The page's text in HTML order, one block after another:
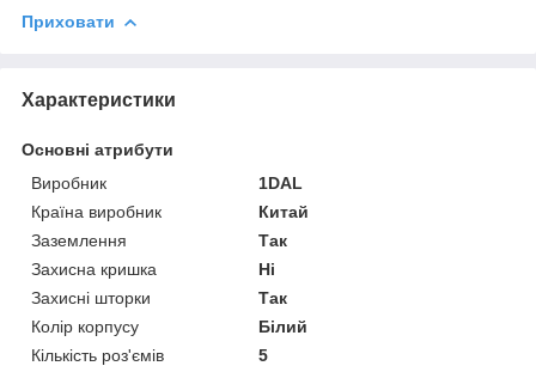
Приховати
Характеристики
Основні атрибути
Виробник
1DAL
Країна виробник
Китай
Заземлення
Так
Захисна кришка
Ні
Захисні шторки
Так
Колір корпусу
Білий
Кількість роз'ємів
5